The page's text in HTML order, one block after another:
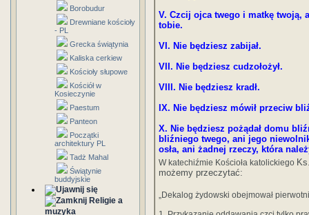
Borobudur
Drewniane kościoły
- PL
Grecka świątynia
Kaliska cerkiew
Kościoły słupowe
Kościół w
Kosieczynie
Paestum
Panteon
Początki
architektury PL
Tadż Mahal
Świątynie
buddyjskie
Religie a
muzyka
V. Czcij ojca twego i matkę twoją,
tobie.
VI. Nie będziesz zabijał.
VII. Nie będziesz cudzołożył.
VIII. Nie będziesz kradł.
IX. Nie będziesz mówił przeciw
X. Nie będziesz pożądał domu
bliźniego twego, ani jego
osła, ani żadnej rzeczy, która
W katechiźmie Kościoła katolickiego
możemy przeczytać:
„Dekalog żydowski obejmował